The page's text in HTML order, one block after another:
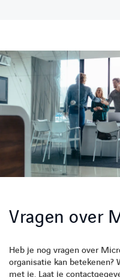
Vragen over
Heb je nog vragen over
organisatie kan betekenen?
met je. Laat je